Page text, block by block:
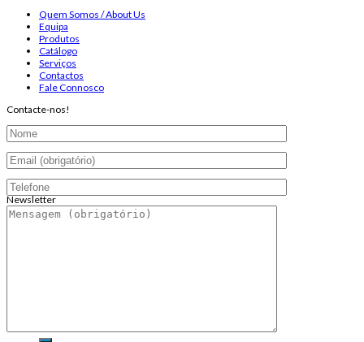
Quem Somos / About Us
Equipa
Produtos
Catálogo
Serviços
Contactos
Fale Connosco
Contacte-nos!
Newsletter
Endereço de email: